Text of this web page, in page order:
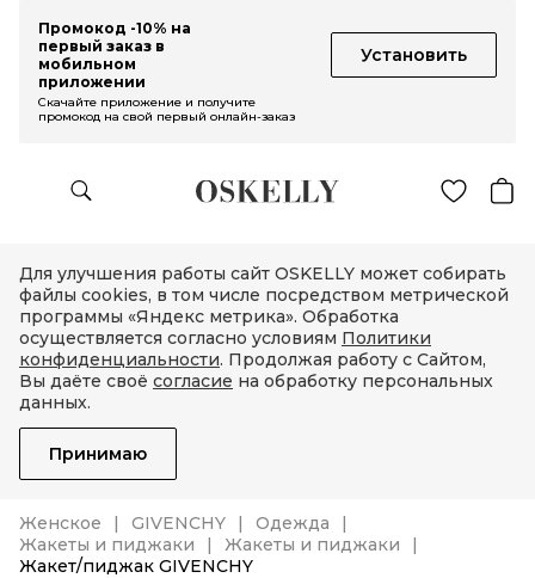
Промокод -10% на
первый заказ в
мобильном
приложении
Установить
Скачайте приложение и получите
промокод на свой первый онлайн-заказ
Для улучшения работы сайт OSKELLY может собирать
файлы cookies, в том числе посредством метрической
программы «Яндекс метрика». Обработка
осуществляется согласно условиям Политики
конфиденциальности. Продолжая работу с Сайтом,
Вы даёте своё согласие на обработку персональных
данных.
Принимаю
Женское GIVENCHY
Одежда
Жакеты и пиджаки
Жакеты и пиджаки
Жакет/пиджак GIVENCHY